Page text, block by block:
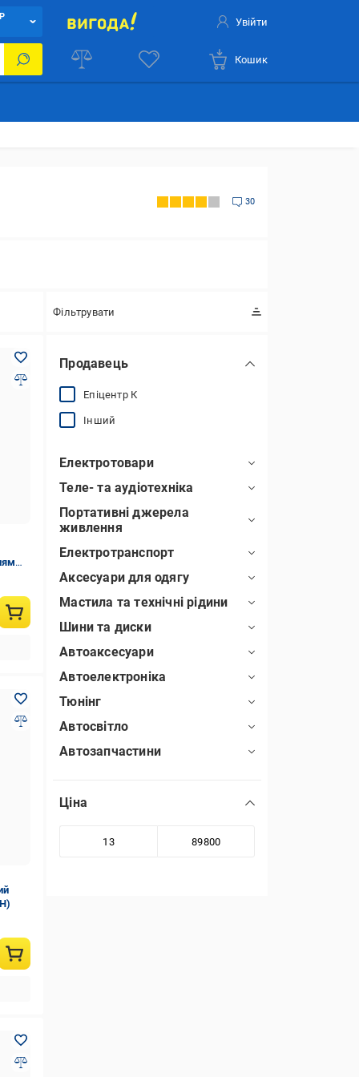
Увійти
Кошик
30
Фільтрувати
Продавець
Епіцентр К
Інший
Електротовари
Теле- та аудіотехніка
Портативні джерела
живлення
Електротранспорт
Аксесуари для одягу
Мастила та технічні рідини
Шини та диски
Автоаксесуари
Автоелектроніка
Тюнінг
Автосвітло
Автозапчастини
Ціна